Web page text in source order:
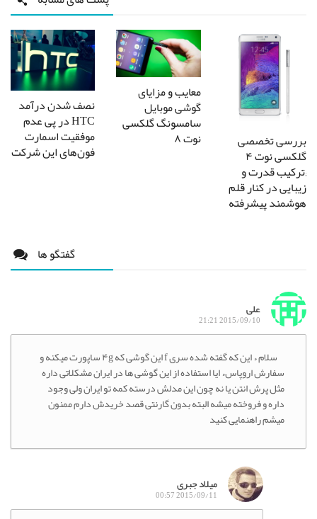
بررسی تخصصی
گلکسی نوت ۴
;ترکیب قدرت و
زیبایی در کنار قلم
هوشمند پیشرفته
معایب و مزایای
گوشی موبایل
سامسونگ گلکسی
نوت ۸
نصف شدن درآمد
HTC در پی عدم
موفقیت اسمارت
فون‌های این شرکت
گفتگو ها
علی
2015/09/10 21:21
سلام ء این که گفته شده سری f این گوشی که ۴g ساپورت میکنه و
سفارش اروپاسء ایا استفاده از این گوشی ها در ایران مشکلاتی داره
مثل پرش انتن یا نه چون این مدلش درسته کمه تو ایران ولی وجود
داره و فروخته میشه البته بدون گارنتی قصد خریدش دارم ممنون
میشم راهنمایی کنید
میلاد جبری
2015/09/11 00:57